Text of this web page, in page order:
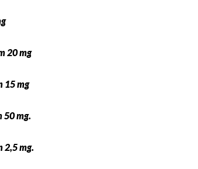
20 mg
15 mg
50 mg.
2,5 mg.